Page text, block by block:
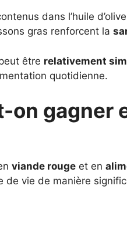
dans l’huile
gras renforcent la
être relativement
quotidienne.
on gagner
viande rouge et en
de vie de manière